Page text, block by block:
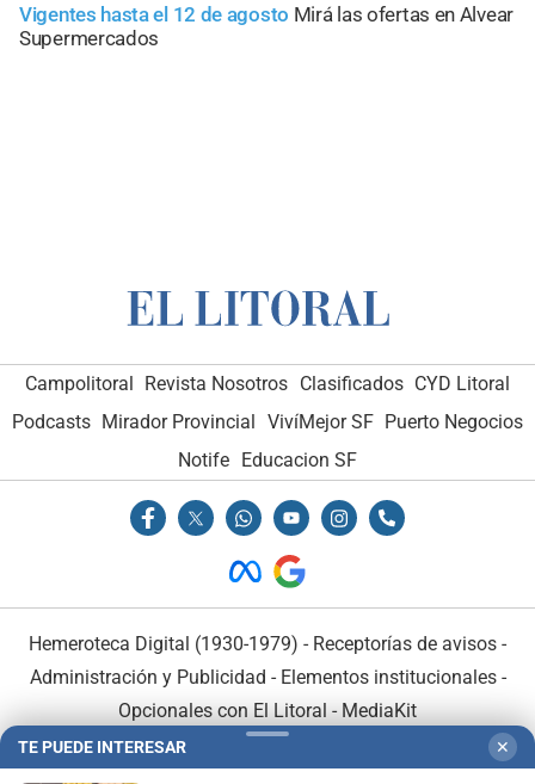
Vigentes hasta el 12 de agosto Mirá las ofertas en Alvear
Supermercados
Campolitoral Revista Nosotros Clasificados CYD Litoral
Podcasts Mirador Provincial VivíMejor SF Puerto Negocios
Notife Educacion SF
Hemeroteca Digital (1930-1979) - Receptorías de avisos -
Administración y Publicidad - Elementos institucionales-
Opcionales con El Litoral - MediaKit
TE PUEDE INTERESAR ✕